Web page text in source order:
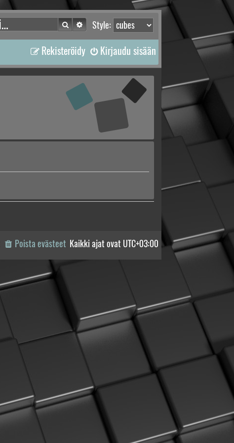
Style:
Etsi Tarkennettu haku
Kirjaudu sisään
Rekisteröidy
Kaikki ajat ovat UTC+03:00
Poista evästeet